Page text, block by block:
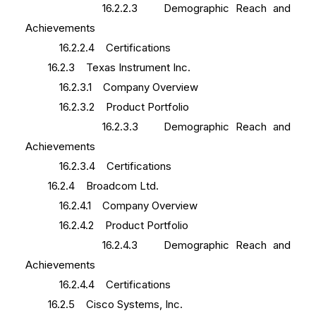
16.2.2.3 Demographic Reach and
Achievements
16.2.2.4 Certifications
16.2.3 Texas Instrument Inc.
16.2.3.1 Company Overview
16.2.3.2 Product Portfolio
16.2.3.3 Demographic Reach and
Achievements
16.2.3.4 Certifications
16.2.4 Broadcom Ltd.
16.2.4.1 Company Overview
16.2.4.2 Product Portfolio
16.2.4.3 Demographic Reach and
Achievements
16.2.4.4 Certifications
16.2.5 Cisco Systems, Inc.